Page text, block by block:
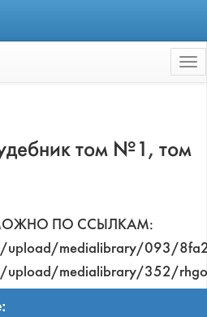
том №1, том
ПО ССЫЛКАМ:
upload/medialibrary/093/
upload/medialibrary/352/